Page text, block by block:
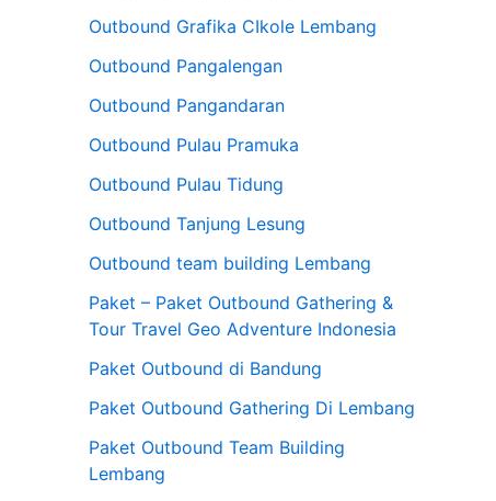
Outbound Grafika CIkole Lembang
Outbound Pangalengan
Outbound Pangandaran
Outbound Pulau Pramuka
Outbound Pulau Tidung
Outbound Tanjung Lesung
Outbound team building Lembang
Paket – Paket Outbound Gathering &
Tour Travel Geo Adventure Indonesia
Paket Outbound di Bandung
Paket Outbound Gathering Di Lembang
Paket Outbound Team Building
Lembang